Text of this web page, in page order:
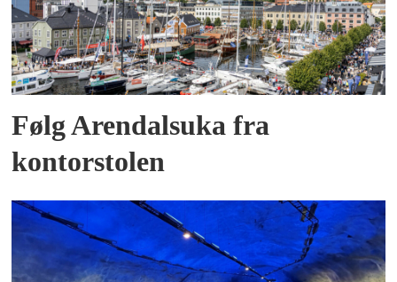
Følg Arendalsuka fra
kontorstolen